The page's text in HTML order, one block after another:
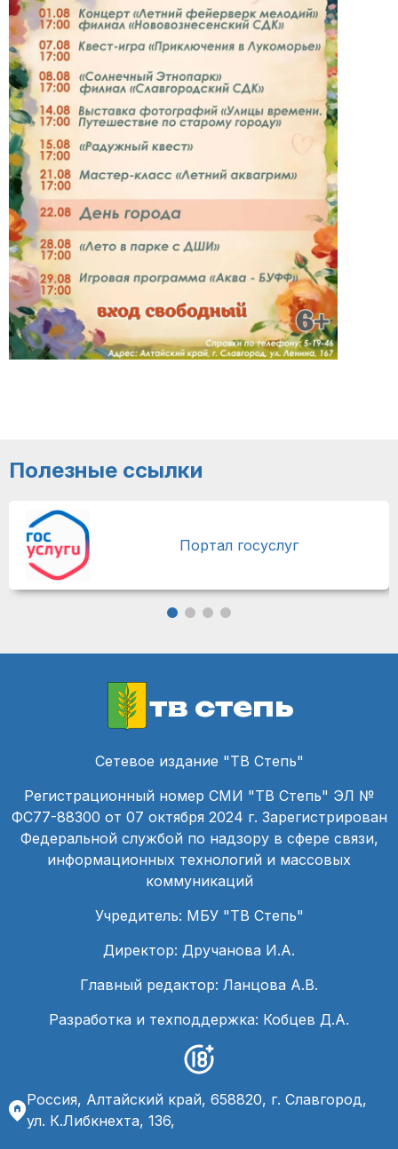
Полезные ссылки
Портал госуслуг
тв степь
Сетевое издание "ТВ Степь"
Регистрационный номер СМИ "ТВ Степь" ЭЛ №
ФС77-88300 от 07 октября 2024 г. Зарегистрирован
Федеральной службой по надзору в сфере связи,
информационных технологий и массовых
коммуникаций
Учредитель: МБУ "ТВ Степь"
Директор: Дручанова И.А.
Главный редактор: Ланцова А.В.
Разработка и техподдержка: Кобцев Д.А.
Россия, Алтайский край, 658820, г. Славгород,
ул. К.Либкнехта, 136,